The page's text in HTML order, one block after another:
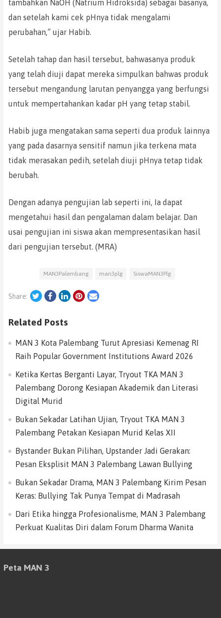
tambahkan NaOH (Natrium Hidroksida) sebagai basanya,
dan setelah kami cek pHnya tidak mengalami
perubahan,” ujar Habib.
Setelah tahap dan hasil tersebut, bahwasanya produk
yang telah diuji dapat mereka simpulkan bahwas produk
tersebut mengandung larutan penyangga yang berfungsi
untuk mempertahankan kadar pH yang tetap stabil.
Habib juga mengatakan sama seperti dua produk lainnya
yang pada dasarnya sensitif namun jika terkena mata
tidak merasakan pedih, setelah diuji pHnya tetap tidak
berubah.
Dengan adanya pengujian lab seperti ini, Ia dapat
mengetahui hasil dan pengalaman dalam belajar. Dan
usai pengujian ini siswa akan mempresentasikan hasil
dari pengujian tersebut. (MRA)
MAN3Palembang man3plg SiswaMAN3Plg
Share: TwitterFacebook
LinkedIn
Pinterest
Email
Related Posts
MAN 3 Kota Palembang Turut Apresiasi Kemenag RI
Raih Popular Government Institutions Award 2026
Ketika Kertas Berganti Layar, Tryout TKA MAN 3
Palembang Dorong Kesiapan Akademik dan Literasi
Digital Murid
Bukan Sekadar Latihan Ujian, Tryout TKA MAN 3
Palembang Petakan Kesiapan Murid Kelas XII
Bystander Bukan Pilihan, Upstander Jadi Gerakan:
Pesan Eksplisit MAN 3 Palembang Lawan Bullying
Bukan Sekadar Drama, MAN 3 Palembang Kirim Pesan
Keras: Bullying Tak Punya Tempat di Madrasah
Dari Etika hingga Profesionalisme, MAN 3 Palembang
Perkuat Kualitas Diri dalam Forum Dharma Wanita
Peta MAN 3